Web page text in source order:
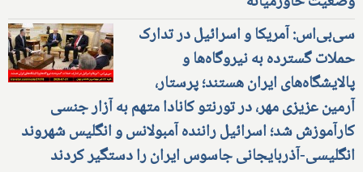
سی‌بی‌اس: آمریکا و اسرائیل در تدارک
حملات گسترده به نیروگاه‌ها و
پالایشگاه‌های ایران هستند؛ پرستار،
آرمین عزیزی مهر، در تورنتو کانادا متهم به آزار جنسی
کارآموزش شد؛ اسرائیل راننده آمبولانس و انگلیس شهروند
انگلیسی-آذربایجانی جاسوس ایران را دستگیر کردند